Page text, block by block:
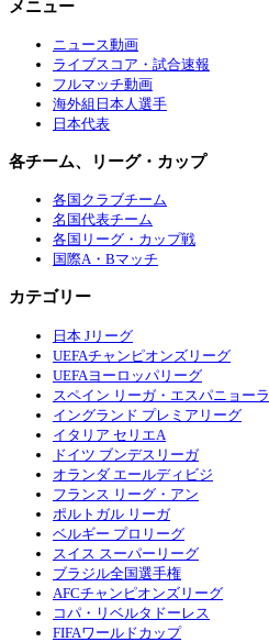
メニュー
ニュース動画
ライブスコア・試合速報
フルマッチ動画
海外組日本人選手
日本代表
各チーム、リーグ・カップ
各国クラブチーム
名国代表チーム
各国リーグ・カップ戦
国際A・Bマッチ
カテゴリー
日本 Jリーグ
UEFAチャンピオンズリーグ
UEFAヨーロッパリーグ
スペイン リーガ・エスパニョーラ
イングランド プレミアリーグ
イタリア セリエA
ドイツ ブンデスリーガ
オランダ エールディビジ
フランス リーグ・アン
ポルトガル リーガ
ベルギー プロリーグ
スイス スーパーリーグ
ブラジル全国選手権
AFCチャンピオンズリーグ
コパ・リベルタドーレス
FIFAワールドカップ